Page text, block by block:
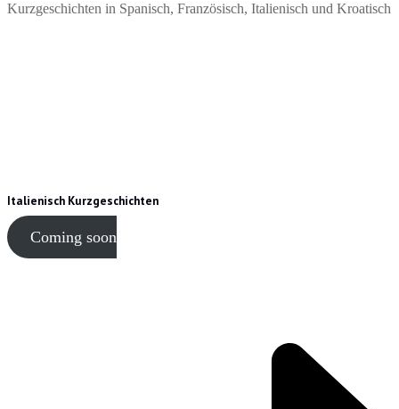
Kurzgeschichten in Spanisch, Französisch, Italienisch und Kroatisch
Italienisch Kurzgeschichten
Coming soon